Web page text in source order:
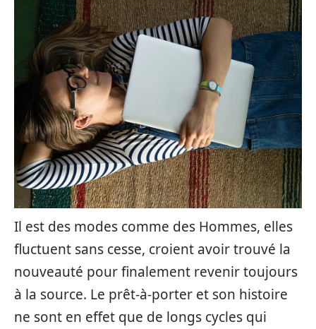
Il est des modes comme des Hommes, elles
fluctuent sans cesse, croient avoir trouvé la
nouveauté pour finalement revenir toujours
à la source. Le prêt-à-porter et son histoire
ne sont en effet que de longs cycles qui